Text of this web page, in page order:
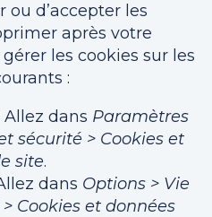
d’accepter les
après votre
les cookies sur les
:
Allez dans Paramètres
sécurité > Cookies et
site.
dans Options > Vie
Cookies et données